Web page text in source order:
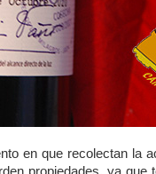
en que recolectan la
propiedades, ya que